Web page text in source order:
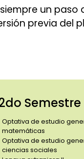
un
previa del
Semestre
Optativa de estudio
matemáticas
Optativa de estudio
ciencias sociales